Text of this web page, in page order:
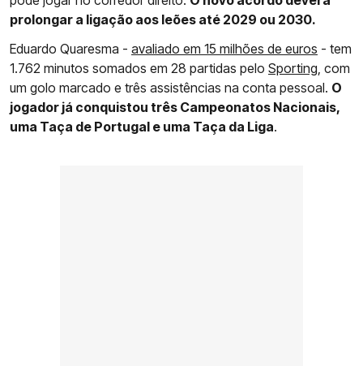
prolongar a ligação aos leões até 2029 ou 2030.
Eduardo Quaresma - avaliado em 15 milhões de euros - tem
1.762 minutos somados em 28 partidas pelo Sporting, com
um golo marcado e três assistências na conta pessoal. O
jogador já conquistou três Campeonatos Nacionais,
uma Taça de Portugal e uma Taça da Liga.